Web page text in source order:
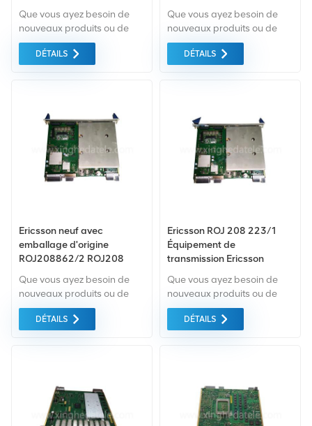
Que vous ayez besoin de
nouveaux produits ou de
produits rénovés, il faut une
approche globale garantie
éléments sont fournis au
DÉTAILS
Que vous ayez besoin de
nouveaux produits ou de
produits rénovés, il faut une
approche globale garantie
éléments sont fournis au
DÉTAILS
Ericsson neuf avec
emballage d'origine
ROJ208862/2 ROJ208
Que vous ayez besoin de
nouveaux produits ou de
produits rénovés, il faut une
approche globale garantie
éléments sont fournis au
DÉTAILS
Ericsson ROJ 208 223/1
Équipement de
transmission Ericsson
Que vous ayez besoin de
nouveaux produits ou de
produits rénovés, il faut une
approche globale Garantie
achetons uniquement des
et la protection de
l'environnement. Tout cela
est fourni au meilleur prix
DÉTAILS